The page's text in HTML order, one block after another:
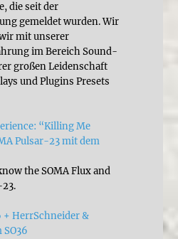
die seit der
gemeldet wurden. Wir
mit unserer
im Bereich Sound-
großen Leidenschaft
und Plugins Presets
“Killing Me
Pulsar-23 mit dem
the SOMA Flux and
+ HerrSchneider &
SO36